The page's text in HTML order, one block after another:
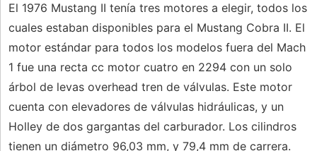
El 1976 Mustang II tenía tres motores a elegir, todos los
cuales estaban disponibles para el Mustang Cobra II. El
motor estándar para todos los modelos fuera del Mach
1 fue una recta cc motor cuatro en 2294 con un solo
árbol de levas overhead tren de válvulas. Este motor
cuenta con elevadores de válvulas hidráulicas, y un
Holley de dos gargantas del carburador. Los cilindros
tienen un diámetro 96,03 mm, y 79,4 mm de carrera.